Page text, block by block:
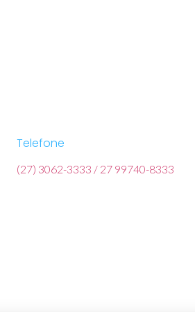
Telefone
(27) 3062-3333 / 27 99740-8333